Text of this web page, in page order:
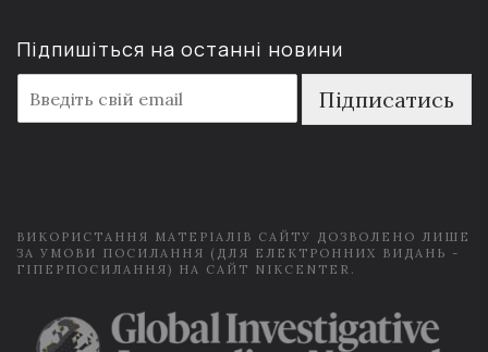
Підпишіться на останні новини
m
a
Підписатись
ВИКОРИСТАННЯ МАТЕРІАЛІВ САЙТУ ДОЗВОЛЕНО ЛИШЕ
ЗА УМОВИ ПОСИЛАННЯ (ДЛЯ ЕЛЕКТРОННИХ ВИДАНЬ -
ГІПЕРПОСИЛАННЯ) НА САЙТ NIKCENTER.